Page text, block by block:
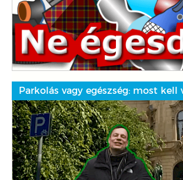
Parkolás vagy egészség: most kell